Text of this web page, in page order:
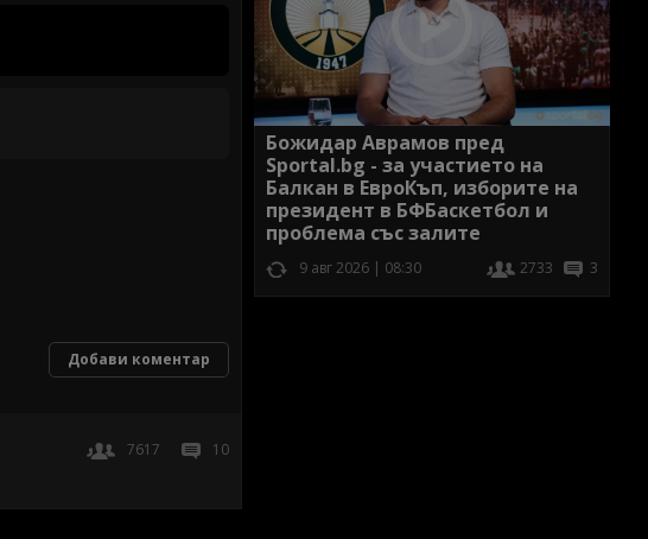
Добави коментар
7617 10
Божидар Аврамов пред
Sportal.bg - за участието на
Балкан в ЕвроКъп, изборите на
президент в БФБаскетбол и
проблема със залите
9 авг 2026 | 08:30 2733 3